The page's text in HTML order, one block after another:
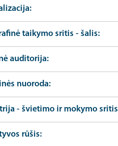
taikymo sritis - šalis
auditorija
nuoroda
- švietimo ir mokymo sritis
rūšis